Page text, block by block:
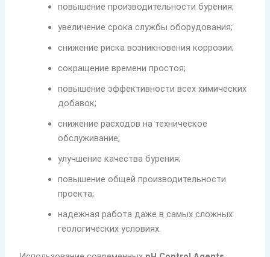
повышение производительности бурения;
увеличение срока службы оборудования;
снижение риска возникновения коррозии;
сокращение времени простоя;
повышение эффективности всех химических
добавок;
снижение расходов на техническое
обслуживание;
улучшение качества бурения;
повышение общей производительности
проекта;
надежная работа даже в самых сложных
геологических условиях.